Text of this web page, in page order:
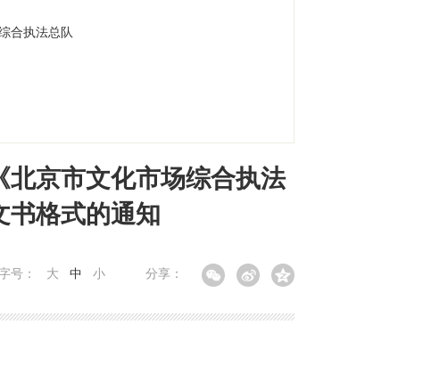
合执法总队
北京市文化市场综合执法
书格式的通知
分享：
号： 大 中 小